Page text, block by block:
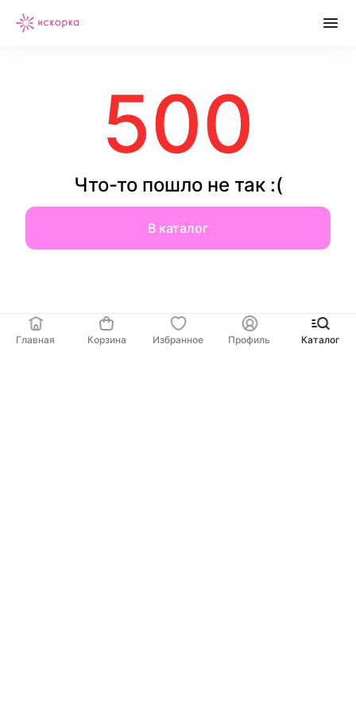
500
Что-то пошло не так :(
В каталог
Главная Корзина Избранное Профиль Каталог